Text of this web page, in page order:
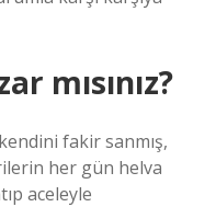
mısınız?
fakir sanmış,
her gün helva
aceleyle